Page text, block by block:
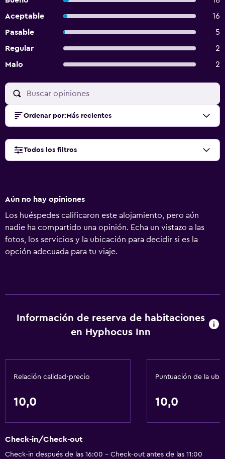
Aceptable
16
Pasable
5
Regular
2
Malo
2
Ordenar por: Más recientes
Todos los filtros
Aún no hay opiniones
Los huéspedes calificaron este alojamiento, pero aún
nadie ha compartido una opinión. Echa un vistazo a las
fotos, los servicios y la ubicación para decidir si es la
opción adecuada para tu viaje.
Información de reserva de habitaciones
en Hyphocus Inn
Relación calidad-precio
10,0
Puntuación de la
10,0
Check-in/Check-out
Check-in después de las 16:00 - Check-out antes de las 11:00